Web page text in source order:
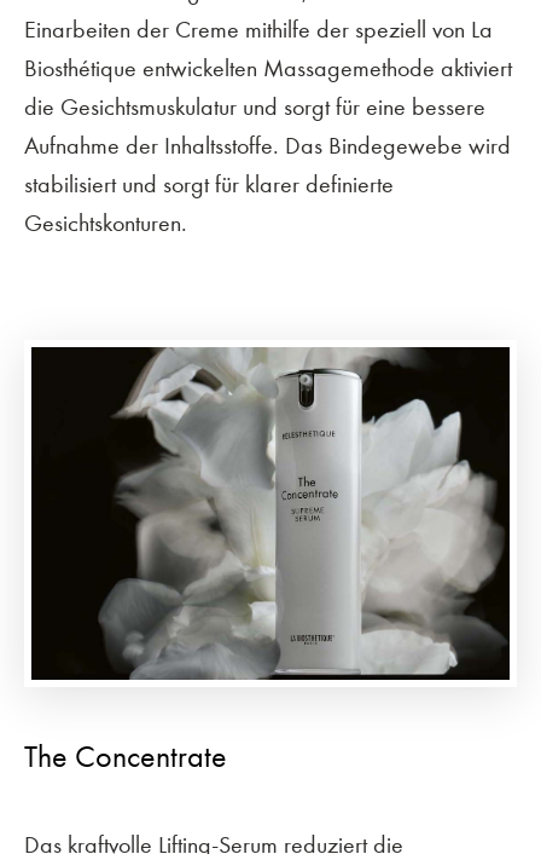
Einarbeiten der Creme mithilfe der speziell von La
Biosthétique entwickelten Massagemethode aktiviert
die Gesichtsmuskulatur und sorgt für eine bessere
Aufnahme der Inhaltsstoffe. Das Bindegewebe wird
stabilisiert und sorgt für klarer definierte
Gesichtskonturen.
The Concentrate
Das kraftvolle Lifting-Serum reduziert die